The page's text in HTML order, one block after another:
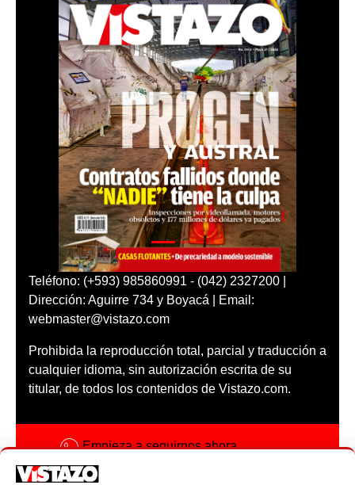
Teléfono: (+593) 985860991 - (042) 2327200 |
Dirección: Aguirre 734 y Boyacá | Email:
webmaster@vistazo.com
Prohibida la reproducción total, parcial y traducción a
cualquier idioma, sin autorización escrita de su
titular, de todos los contenidos de Vistazo.com.
Empieza a seguirnos ahora